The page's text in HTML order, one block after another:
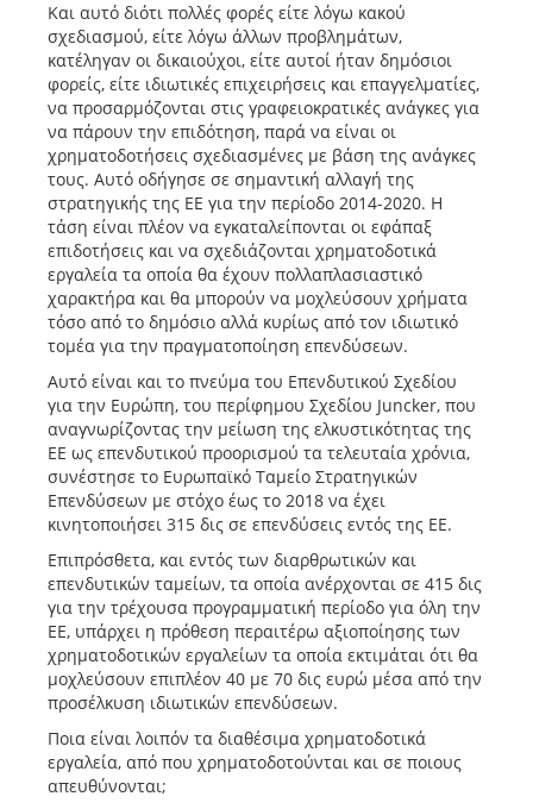
Και αυτό διότι πολλές φορές είτε λόγω κακού
σχεδιασμού, είτε λόγω άλλων προβλημάτων,
κατέληγαν οι δικαιούχοι, είτε αυτοί ήταν δημόσιοι
φορείς, είτε ιδιωτικές επιχειρήσεις και επαγγελματίες,
να προσαρμόζονται στις γραφειοκρατικές ανάγκες για
να πάρουν την επιδότηση, παρά να είναι οι
χρηματοδοτήσεις σχεδιασμένες με βάση της ανάγκες
τους. Αυτό οδήγησε σε σημαντική αλλαγή της
στρατηγικής της ΕΕ για την περίοδο 2014-2020. Η
τάση είναι πλέον να εγκαταλείπονται οι εφάπαξ
επιδοτήσεις και να σχεδιάζονται χρηματοδοτικά
εργαλεία τα οποία θα έχουν πολλαπλασιαστικό
χαρακτήρα και θα μπορούν να μοχλεύσουν χρήματα
τόσο από το δημόσιο αλλά κυρίως από τον ιδιωτικό
τομέα για την πραγματοποίηση επενδύσεων.
Αυτό είναι και το πνεύμα του Επενδυτικού Σχεδίου
για την Ευρώπη, του περίφημου Σχεδίου Juncker, που
αναγνωρίζοντας την μείωση της ελκυστικότητας της
ΕΕ ως επενδυτικού προορισμού τα τελευταία χρόνια,
συνέστησε το Ευρωπαϊκό Ταμείο Στρατηγικών
Επενδύσεων με στόχο έως το 2018 να έχει
κινητοποιήσει 315 δις σε επενδύσεις εντός της ΕΕ.
Επιπρόσθετα, και εντός των διαρθρωτικών και
επενδυτικών ταμείων, τα οποία ανέρχονται σε 415 δις
για την τρέχουσα προγραμματική περίοδο για όλη την
ΕΕ, υπάρχει η πρόθεση περαιτέρω αξιοποίησης των
χρηματοδοτικών εργαλείων τα οποία εκτιμάται ότι θα
μοχλεύσουν επιπλέον 40 με 70 δις ευρώ μέσα από την
προσέλκυση ιδιωτικών επενδύσεων.
Ποια είναι λοιπόν τα διαθέσιμα χρηματοδοτικά
εργαλεία, από που χρηματοδοτούνται και σε ποιους
απευθύνονται;